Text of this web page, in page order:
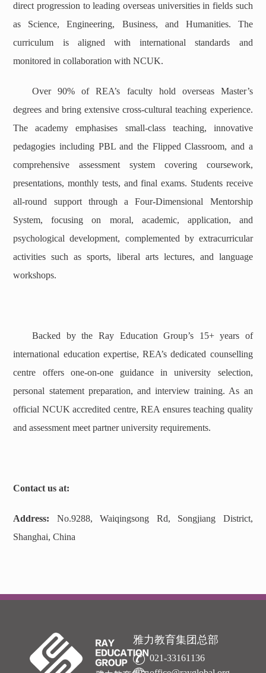
direct progression to leading overseas universities in fields such
as Science, Engineering, Business, and Humanities. The
curriculum is aligned with international standards and
monitored in collaboration with NCUK.
Over 90% of REA’s faculty hold overseas Master’s
degrees and bring extensive cross-cultural teaching experience.
The academy emphasises small-class teaching, innovative
pedagogies including PBL and the Flipped Classroom, and a
comprehensive assessment system covering coursework,
presentations, monthly tests, and final exams. Students receive
all-round support through a Four-Dimensional Mentorship
System, focusing on moral, academic, application, and
psychological development, complemented by extracurricular
activities such as sports, liberal arts lectures, and language
workshops.
Backed by the Ray Education Group’s 15+ years of
international education expertise, REA’s dedicated counselling
centre offers one-on-one guidance in university selection,
personal statement preparation, and interview training. As an
official NCUK accredited centre, REA ensures teaching quality
and assessment meet partner university requirements.
Contact us at:
Address: No.9288, Waiqingsong Rd, Songjiang District,
Shanghai, China
雅力教育集团总部
021-33161136